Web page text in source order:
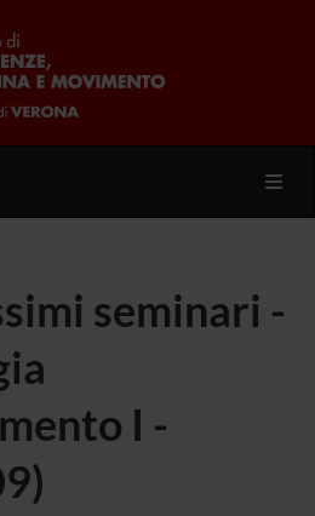
seminari -
I -